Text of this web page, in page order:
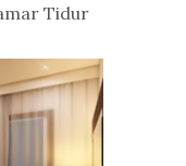
Tidur